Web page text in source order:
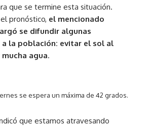
que se termine esta situación.
pronóstico, el mencionado
se difundir algunas
a la población: evitar el sol al
agua.
se espera un máxima de 42 grados.
que estamos atravesando